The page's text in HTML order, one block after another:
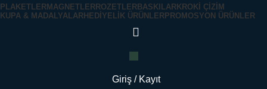
PLAKETLER MAGNETLER ROZETLER BASKILAR KROKI ÇIZIM
KUPA & MADALYALAR HEDIYELIK ÜRÜNLER PROMOSYON ÜRÜNLER
Giriş / Kayıt